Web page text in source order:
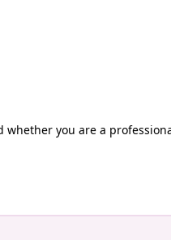
you are a